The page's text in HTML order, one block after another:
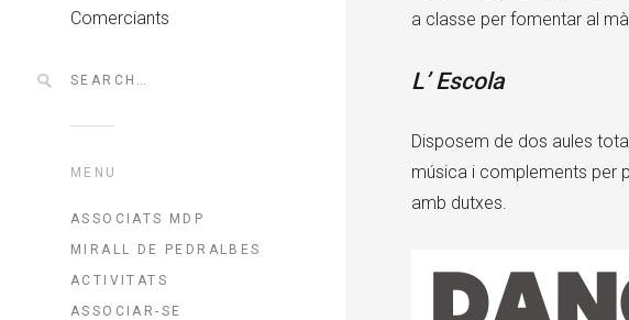
Comerciants
MENU
ASSOCIATS MDP
MIRALL DE PEDRALBES
ACTIVITATS
ASSOCIAR-SE
a classe per fomentar al
L’ Escola
Disposem de dos aules
música i complements per
amb dutxes.